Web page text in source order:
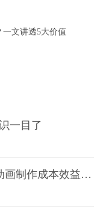
文讲透5大价值
一目了
1分钟可能=1条命！安全培训三维动画制作成本效益深度拆解